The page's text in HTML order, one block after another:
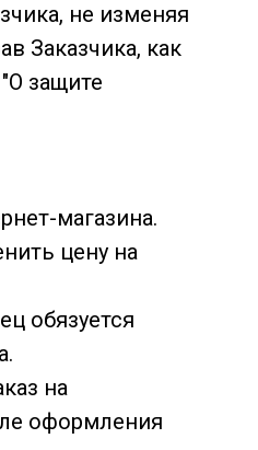
не изменяя
Заказчика, как
защите
магазина.
цену на
обязуется
на
оформления